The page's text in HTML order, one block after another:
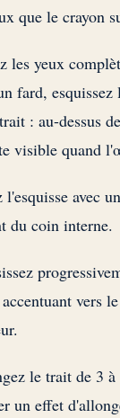
que le crayon
les yeux
fard, esquissez
: au-dessus
visible quand
l'esquisse avec
du coin interne.
vers
le trait de 3
un effet